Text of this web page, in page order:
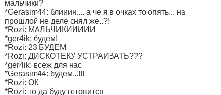
мальчики?
*Gerasim44: блииин.... а че я в очках то опять... на
прошлой не деле снял же..?!
*Rozi: МАЛЬЧИКИИИИИ
*ger4ik: будем!
*Rozi: 23 БУДЕМ
*Rozi: ДИСКОТЕКУ УСТРАИВАТЬ???
*ger4ik: всеж для нас
*Gerasim44: будем...!!!
*Rozi: ОК
*Rozi: тогда буду готовится